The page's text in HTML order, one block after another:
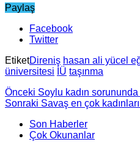
Paylaş
Facebook
Twitter
EtiketDireniş hasan ali yücel
üniversitesi İÜ taşınma
Önceki Soylu kadın
Sonraki Savaş en çok
Son Haberler
Çok Okunanlar